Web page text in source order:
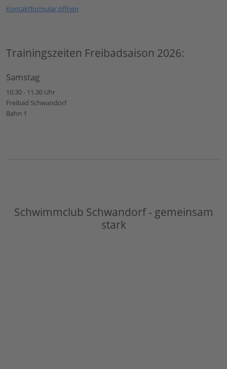
Kontaktformular öffnen
Trainingszeiten Freibadsaison 2026:
Samstag
10.30 - 11.30 Uhr
Freibad Schwandorf
Bahn 1
Schwimmclub Schwandorf - gemeinsam
stark